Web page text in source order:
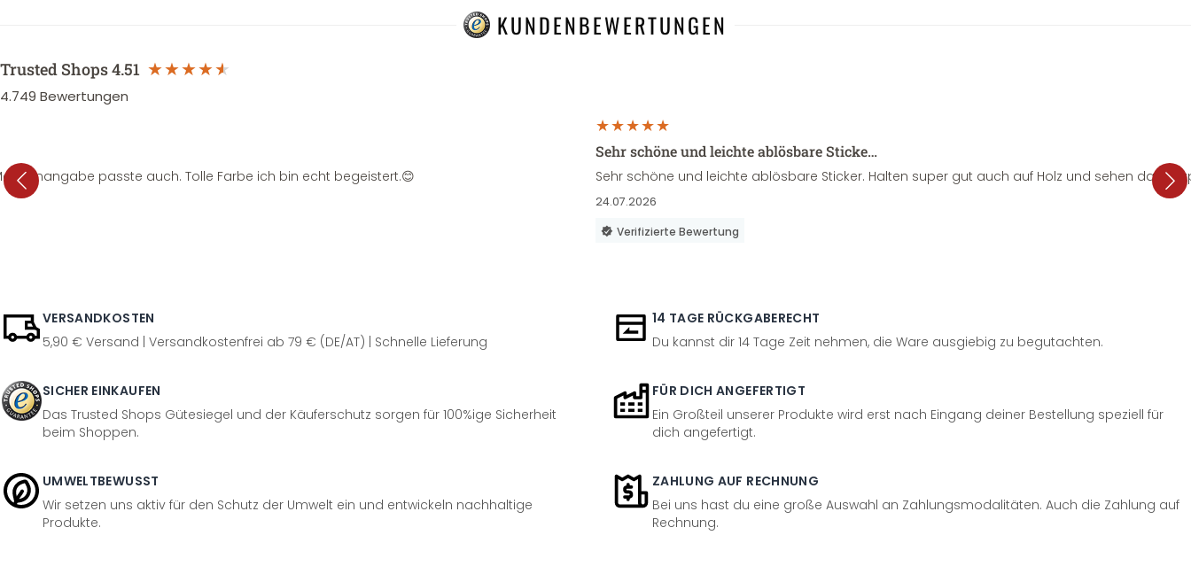
KUNDENBEWERTUNGEN
Trusted Shops4.51
4.749 Bewertungen
passte auch. Tolle Farbe ich bin echt begeistert.😊
Sehr schöne und leichte ablösbare Sticke…
Sehr schöne und leichte ablösbare Sticker. Halten super gut auch auf Holz und sehen dazu
24.07.2026
Verifizierte Bewertung
VERSANDKOSTEN
5,90 € Versand | Versandkostenfrei ab 79 € (DE/AT) | Schnelle Lieferung
14 TAGE RÜCKGABERECHT
Du kannst dir 14 Tage Zeit nehmen, die Ware ausgiebig zu begutachten.
SICHER EINKAUFEN
Das Trusted Shops Gütesiegel und der Käuferschutz sorgen für 100%ige Sicherheit
beim Shoppen.
FÜR DICH ANGEFERTIGT
Ein Großteil unserer Produkte wird erst nach Eingang deiner Bestellung speziell für
dich angefertigt.
UMWELTBEWUSST
Wir setzen uns aktiv für den Schutz der Umwelt ein und entwickeln nachhaltige
Produkte.
ZAHLUNG AUF RECHNUNG
Bei uns hast du eine große Auswahl an Zahlungsmodalitäten. Auch die Zahlung auf
Rechnung.